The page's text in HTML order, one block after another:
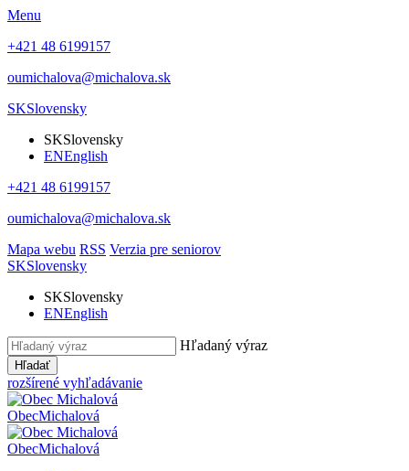
Menu
+421 48 6199157
oumichalova@michalova.sk
SKSlovensky
SKSlovensky
ENEnglish
+421 48 6199157
oumichalova@michalova.sk
Mapa webu RSS Verzia pre seniorov
SKSlovensky
SKSlovensky
ENEnglish
Hľadaný výraz
Hľadať
rozšírené vyhľadávanie
ObecMichalová
ObecMichalová